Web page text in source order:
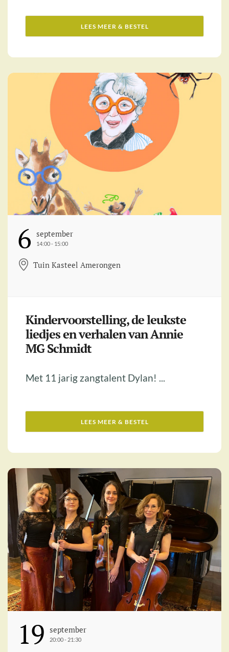
LEES MEER & BESTEL
6 September
14:00 - 15:00
Tuin Kasteel Amerongen
Kindervoorstelling, de leukste
liedjes en verhalen van Annie
MG Schmidt
Met 11 jarig zangtalent Dylan! ...
LEES MEER & BESTEL
19 September
20:00 - 21:30